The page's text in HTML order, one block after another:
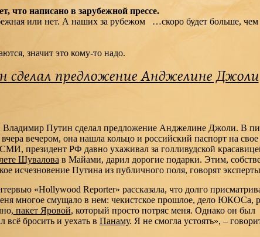
что написано в зарубежной прессе.
или нет. А наших за рубежом …скоро будет больше, чем
значит это кому-то надо.
предложение Анджелине Джоли
Путин сделал предложение Анджелине Джоли. В
вечером, она нашла кольцо и российский паспорт на
президент РФ давно ухаживал за голливудской
Шувалова в Майами, дарил дорогие подарки. Этим,
исчезновение Путина из публичного поля, говорят
«Hollywood Reporter» рассказала, что долго
многое смущало в нем: чекистское прошлое, дело ЮКОСа,
пакет Яровой, который просто потряс меня. Однако он был
всё бросить и уехать в Панаму. Я не смогла устоять», –